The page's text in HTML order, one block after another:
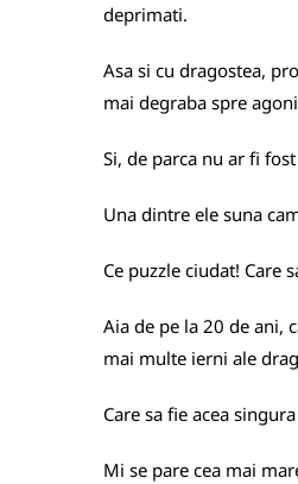
deprimati.
Asa si cu dragostea,
mai degraba spre
Si, de parca nu ar fi
Una dintre ele suna
Ce puzzle ciudat! Care
Aia de pe la 20 de ani,
mai multe ierni ale
Care sa fie acea
Mi se pare cea mai